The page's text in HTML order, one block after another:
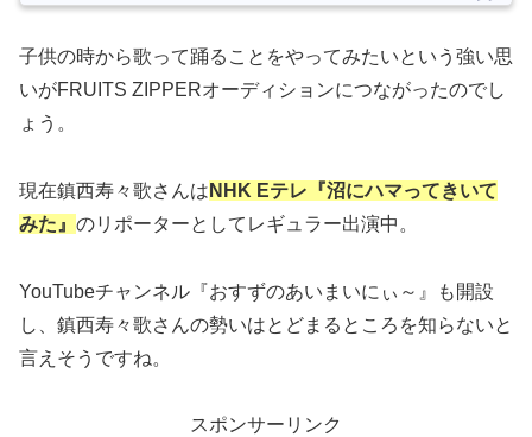
子供の時から歌って踊ることをやってみたいという強い思
いがFRUITS ZIPPERオーディションにつながったのでし
ょう。
現在鎮西寿々歌さんは NHK Eテレ『沼にハマってきいて
みた』 のリポーターとしてレギュラー出演中。
YouTubeチャンネル 『おすずのあいまいにぃ～』
も開設
し、鎮西寿々歌さんの勢いはとどまるところを知らないと
言えそうですね。
スポンサーリンク